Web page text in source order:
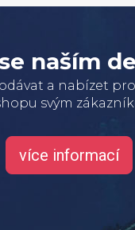
naším
a nabízet
svým
více informací